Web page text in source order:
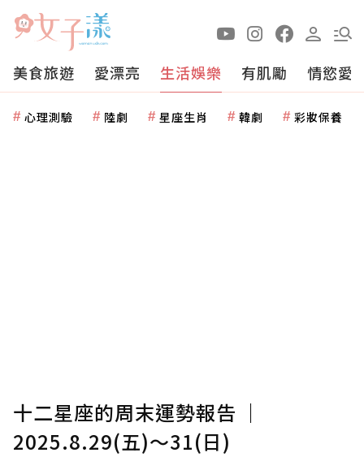
美食旅遊 愛漂亮 生活娛樂 有肌勵 情慾愛
心理測驗 陸劇 星座生肖 韓劇 彩妝保養
十二星座的周末運勢報告 ｜
2025.8.29(五)～31(日)